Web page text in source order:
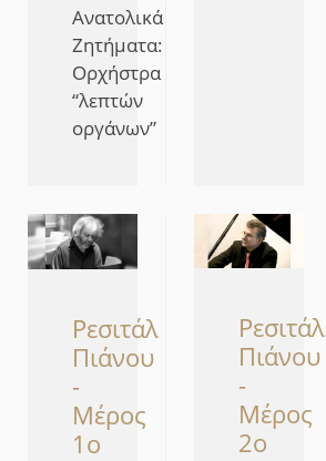
Ανατολικά
Ζητήματα:
Ορχήστρα
“λεπτών
οργάνων”
Ρεσιτάλ
Πιάνου
-
Μέρος
1ο
Ρεσιτάλ
Πιάνου
-
Μέρος
2ο